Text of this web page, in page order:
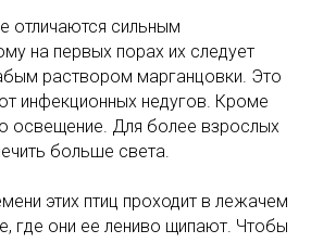
отличаются сильным
на первых порах их следует
раствором марганцовки. Это
инфекционных недугов. Кроме
освещение. Для более взрослых
больше света.
этих птиц проходит в лежачем
где они ее лениво щипают. Чтобы